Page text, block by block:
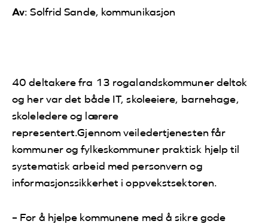
Av: Solfrid Sande, kommunikasjon
40 deltakere fra 13 rogalandskommuner deltok
og her var det både IT, skoleeiere, barnehage,
skoleledere og lærere
representert.Gjennom veiledertjenesten får
kommuner og fylkeskommuner praktisk hjelp til
systematisk arbeid med personvern og
informasjonssikkerhet i oppvekstsektoren.
– For å hjelpe kommunene med å sikre gode